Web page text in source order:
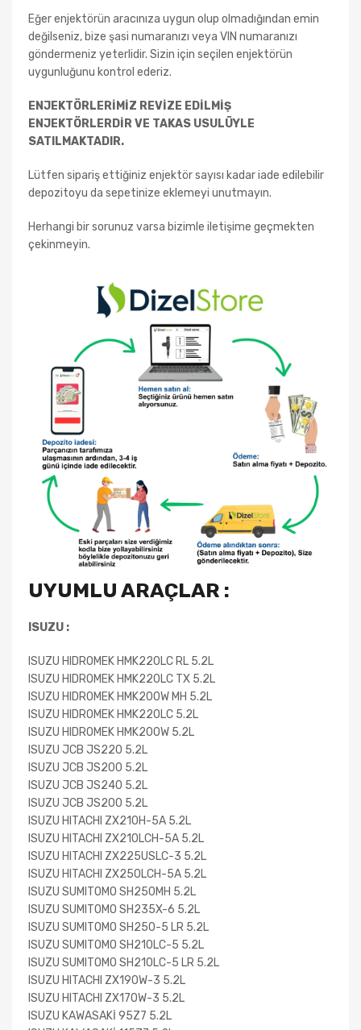
Eğer enjektörün aracınıza uygun olup olmadığından emin
değilseniz, bize şasi numaranızı veya VIN numaranızı
göndermeniz yeterlidir. Sizin için seçilen enjektörün
uygunluğunu kontrol ederiz.
ENJEKTÖRLERİMİZ REVİZE EDİLMİŞ
ENJEKTÖRLERDİR VE TAKAS USULÜYLE
SATILMAKTADIR.
Lütfen sipariş ettiğiniz enjektör sayısı kadar iade edilebilir
depozitoyu da sepetinize eklemeyi unutmayın.
Herhangi bir sorunuz varsa bizimle iletişime geçmekten
çekinmeyin.
UYUMLU ARAÇLAR :
ISUZU :
ISUZU HIDROMEK HMK220LC RL 5.2L
ISUZU HIDROMEK HMK220LC TX 5.2L
ISUZU HIDROMEK HMK200W MH 5.2L
ISUZU HIDROMEK HMK220LC 5.2L
ISUZU HIDROMEK HMK200W 5.2L
ISUZU JCB JS220 5.2L
ISUZU JCB JS200 5.2L
ISUZU JCB JS240 5.2L
ISUZU JCB JS200 5.2L
ISUZU HITACHI ZX210H-5A 5.2L
ISUZU HITACHI ZX210LCH-5A 5.2L
ISUZU HITACHI ZX225USLC-3 5.2L
ISUZU HITACHI ZX250LCH-5A 5.2L
ISUZU SUMITOMO SH250MH 5.2L
ISUZU SUMITOMO SH235X-6 5.2L
ISUZU SUMITOMO SH250-5 LR 5.2L
ISUZU SUMITOMO SH210LC-5 5.2L
ISUZU SUMITOMO SH210LC-5 LR 5.2L
ISUZU HITACHI ZX190W-3 5.2L
ISUZU HITACHI ZX170W-3 5.2L
ISUZU KAWASAKİ 95Z7 5.2L